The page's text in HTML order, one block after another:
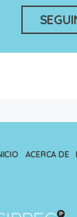
ACERCA DE